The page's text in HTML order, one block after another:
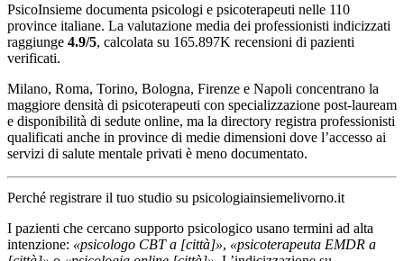
PsicoInsieme documenta psicologi e psicoterapeuti nelle 110
province italiane. La valutazione media dei professionisti indicizzati
raggiunge 4.9/5, calcolata su 165.897K recensioni di pazienti
verificati.
Milano, Roma, Torino, Bologna, Firenze e Napoli concentrano la
maggiore densità di psicoterapeuti con specializzazione post-lauream
e disponibilità di sedute online, ma la directory registra professionisti
qualificati anche in province di medie dimensioni dove l’accesso ai
servizi di salute mentale privati è meno documentato.
Perché registrare il tuo studio su psicologiainsiemelivorno.it
I pazienti che cercano supporto psicologico usano termini ad alta
intenzione: «psicologo CBT a [città]», «psicoterapeuta EMDR a